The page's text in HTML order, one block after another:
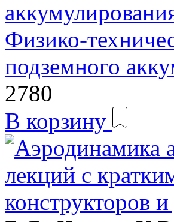
Физико-
подземного
2780
В корзину